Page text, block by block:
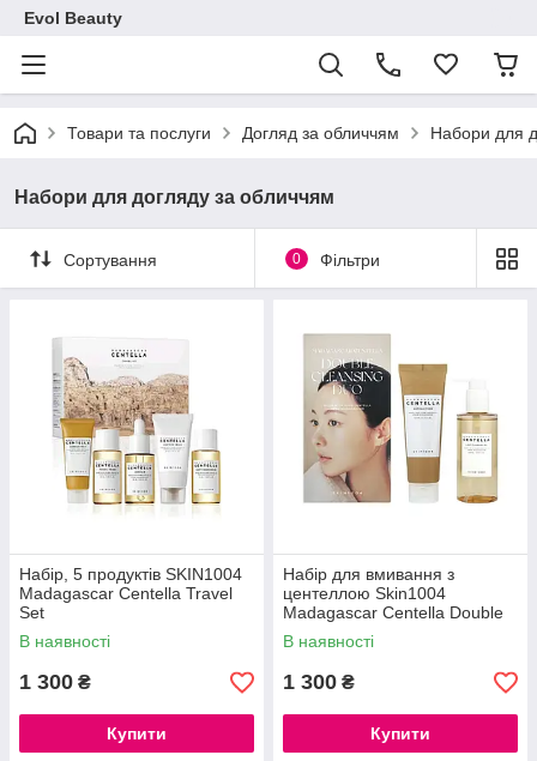
Evol Beauty
Товари та послуги Догляд за обличчям Набори для
Набори для догляду за обличчям
Сортування 0 Фільтри
Набір, 5 продуктів SKIN1004
Madagascar Centella Travel
Set
В наявності
1 300 ₴
Купити
Набір для вмивання з
центеллою Skin1004
Madagascar Centella Double
Cleansing Duo (foam/150 мл +
oil/200 мл)
В наявності
1 300 ₴
Купити